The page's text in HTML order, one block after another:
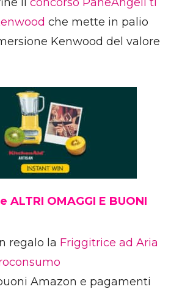
che mette in palio
Kenwood del valore
ALTRI OMAGGI E BUONI
regalo la Friggitrice ad Aria
Amazon e pagamenti